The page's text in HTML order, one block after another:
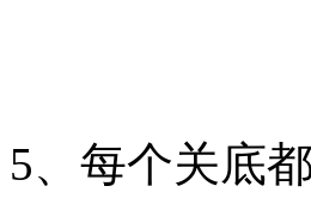
5、每个关底